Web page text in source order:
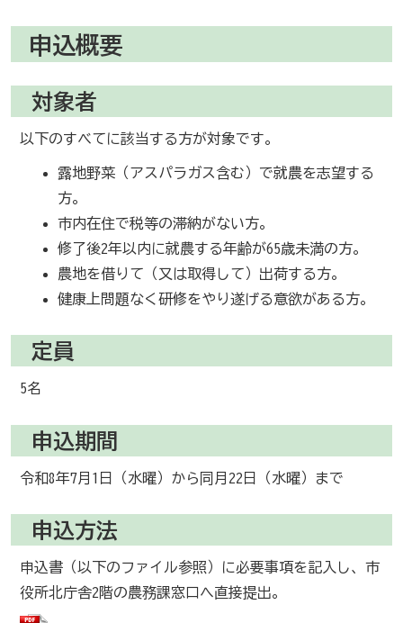
申込概要
対象者
以下のすべてに該当する方が対象です。
露地野菜（アスパラガス含む）で就農を志望する
方。
市内在住で税等の滞納がない方。
修了後2年以内に就農する年齢が65歳未満の方。
農地を借りて（又は取得して）出荷する方。
健康上問題なく研修をやり遂げる意欲がある方。
定員
5名
申込期間
令和8年7月1日（水曜）から同月22日（水曜）まで
申込方法
申込書（以下のファイル参照）に必要事項を記入し、市
役所北庁舎2階の農務課窓口へ直接提出。